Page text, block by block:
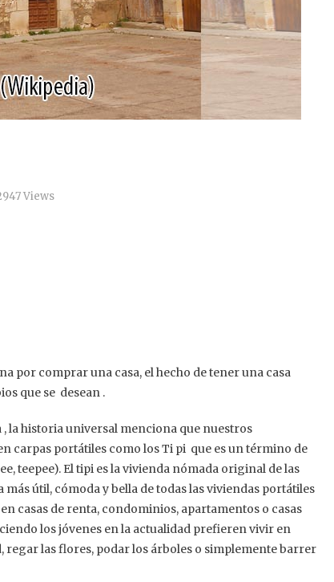
Views
por comprar una casa, el hecho de tener una casa
que se desean .
, la historia universal menciona que nuestros
carpas portátiles como los Ti pi que es un término de
teepee). El tipi es la vivienda nómada original de las
útil, cómoda y bella de todas las viviendas portátiles
casas de renta, condominios, apartamentos o casas
los jóvenes en la actualidad prefieren vivir en
las flores, podar los árboles o simplemente barrer